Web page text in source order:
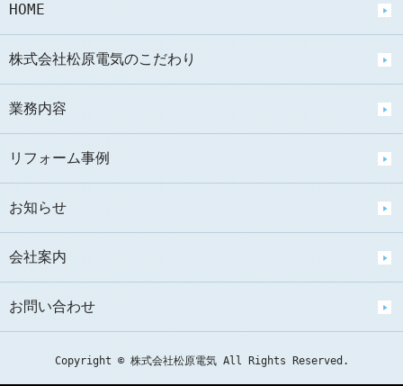
HOME
株式会社松原電気のこだわり
業務内容
リフォーム事例
お知らせ
会社案内
お問い合わせ
Copyright © 株式会社松原電気 All Rights Reserved.